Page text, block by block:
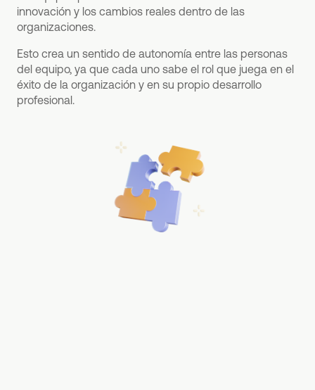
innovación y los cambios reales dentro de las
organizaciones.
Esto crea un sentido de autonomía entre las personas
del equipo, ya que cada uno sabe el rol que juega en el
éxito de la organización y en su propio desarrollo
profesional.